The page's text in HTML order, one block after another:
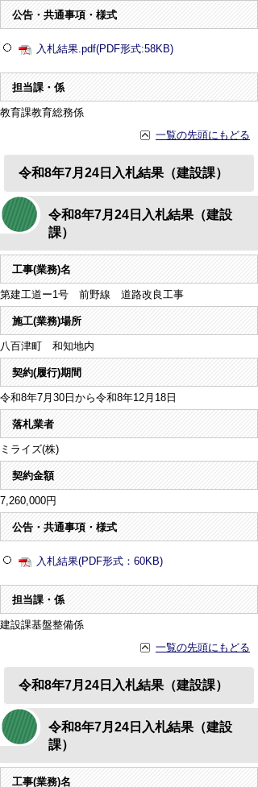
公告・共通事項・様式
入札結果.pdf(PDF形式:58KB)
担当課・係
教育課教育総務係
一覧の先頭にもどる
令和8年7月24日入札結果（建設課）
令和8年7月24日入札結果（建設
課）
工事(業務)名
第建工道ー1号 前野線 道路改良工事
施工(業務)場所
八百津町 和知地内
契約(履行)期間
令和8年7月30日から令和8年12月18日
落札業者
ミライズ(株)
契約金額
7,260,000円
公告・共通事項・様式
入札結果(PDF形式：60KB)
担当課・係
建設課基盤整備係
一覧の先頭にもどる
令和8年7月24日入札結果（建設課）
令和8年7月24日入札結果（建設
課）
工事(業務)名